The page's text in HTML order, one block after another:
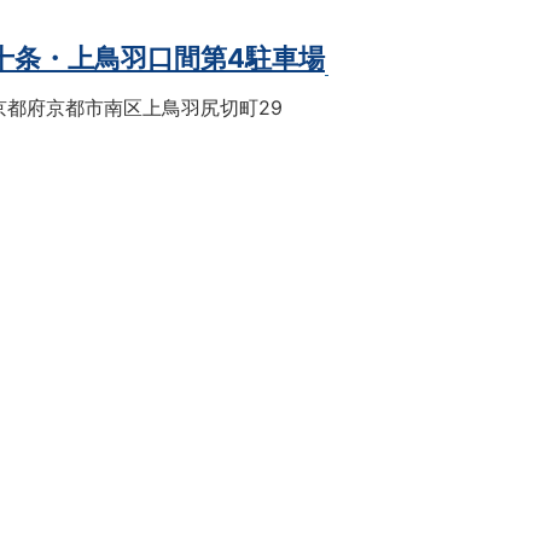
条・上鳥羽口間第4駐車場
都府京都市南区上鳥羽尻切町29